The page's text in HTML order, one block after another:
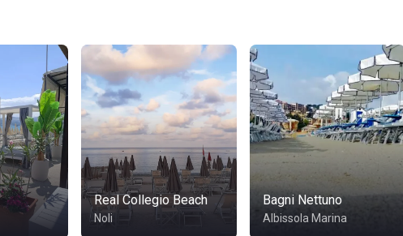
Real Collegio Beach
Noli
Bagni Nettuno
Albissola Marina